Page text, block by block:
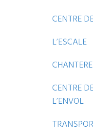
CENTRE
L’ESCALE
CENTRE
L’ENVOL